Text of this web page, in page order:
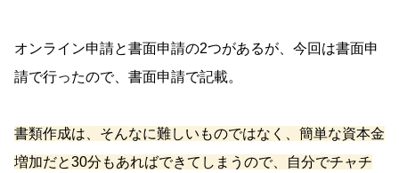
オンライン申請と書面申請の2つがあるが、今回は書面申
請で行ったので、書面申請で記載。
書類作成は、そんなに難しいものではなく、簡単な資本金
増加だと30分もあればできてしまうので、自分でチャチ